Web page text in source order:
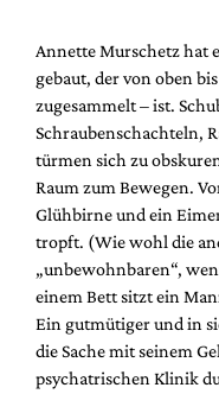
Mediadaten
Suche
Annette Murschetz hat
gebaut, der von oben
zugesammelt – ist.
Schraubenschachteln,
türmen sich zu
Raum zum Bewegen.
Glühbirne und ein
tropft. (Wie wohl die
„unbewohnbaren“,
einem Bett sitzt ein
Ein gutmütiger und in
die Sache mit seinem
psychatrischen Klinik